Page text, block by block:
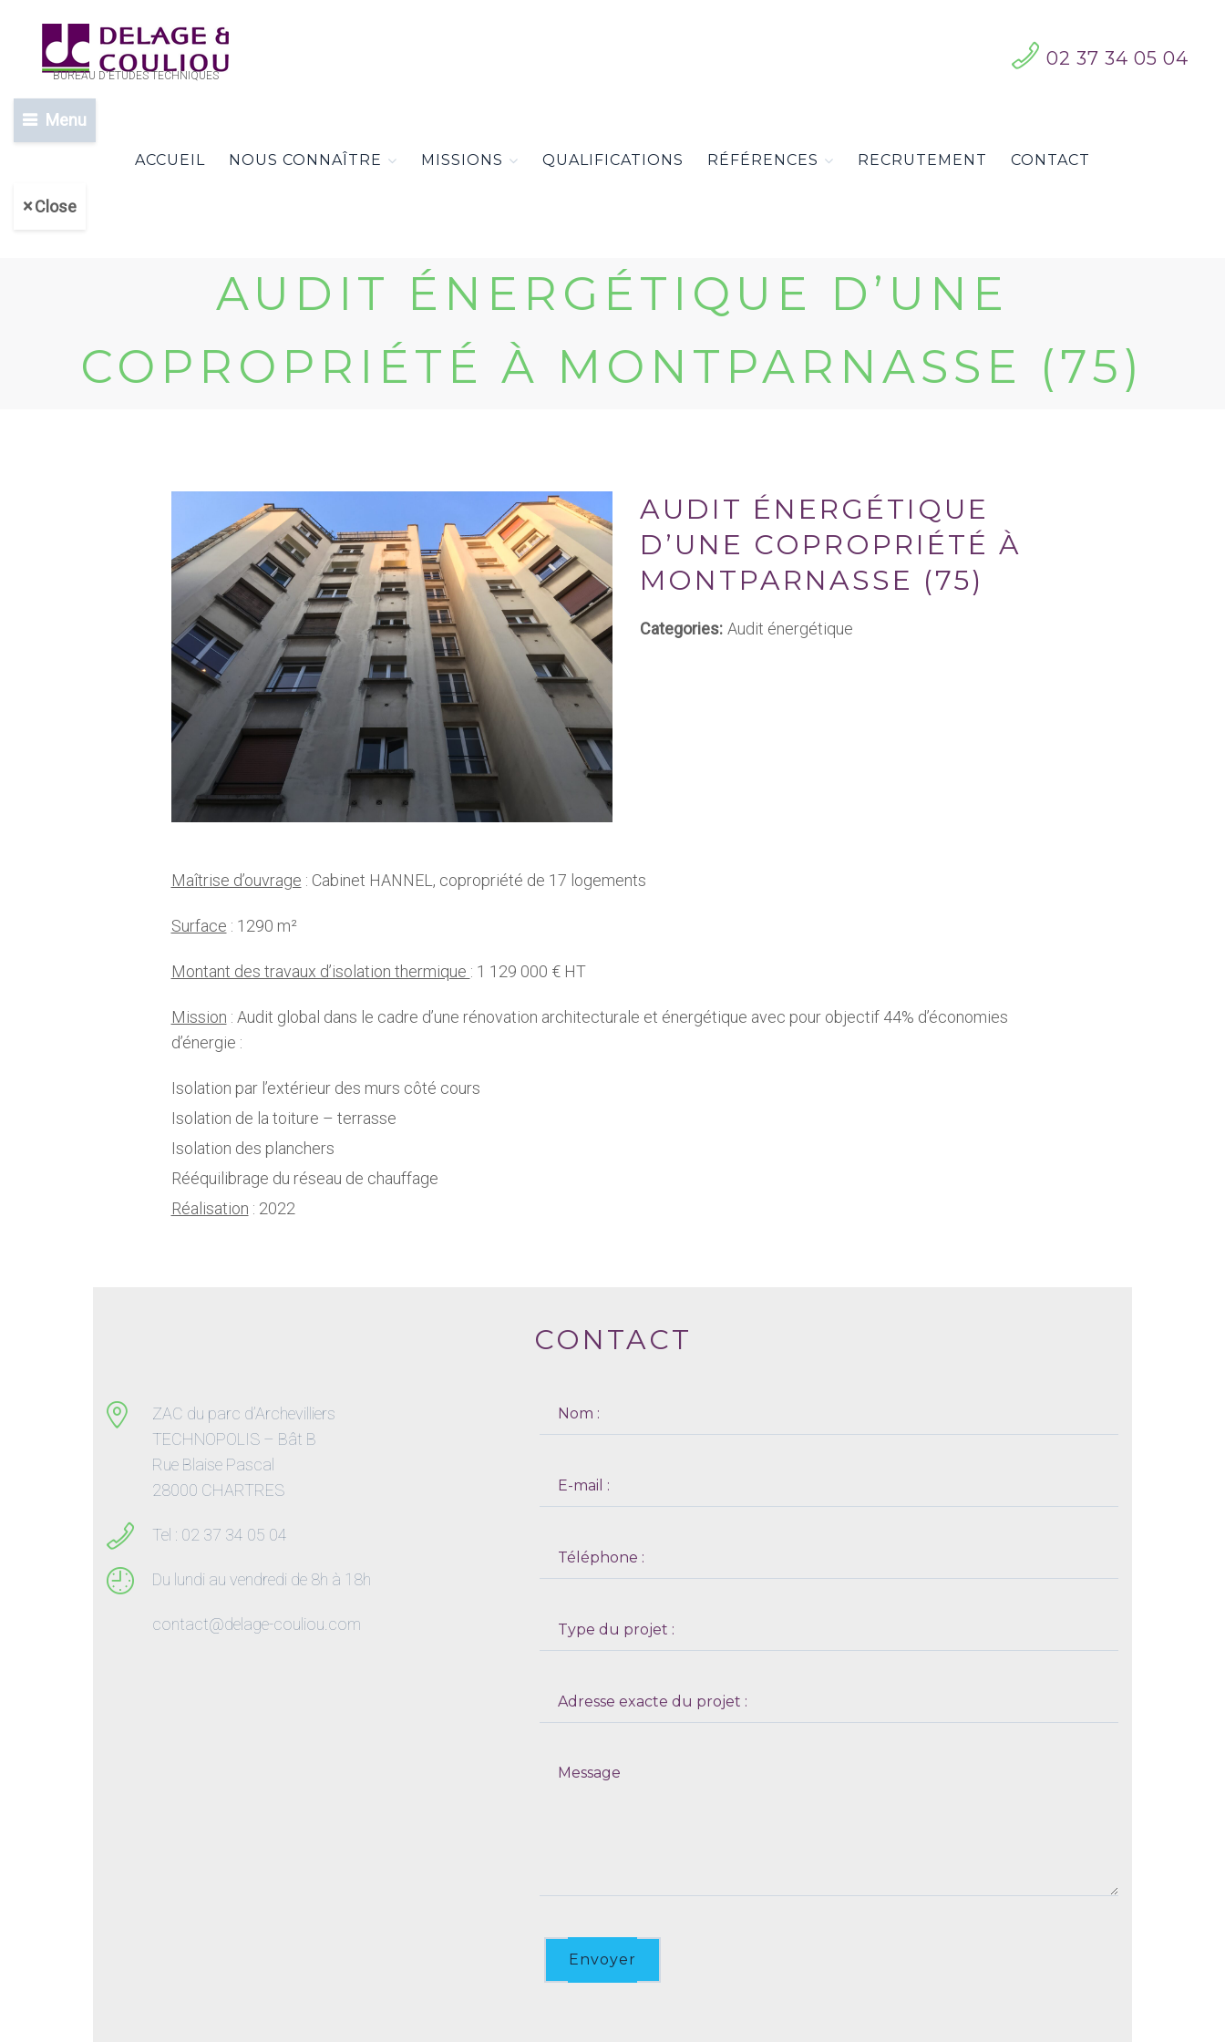
BUREAU D'ETUDES TECHNIQUES
Menu
ACCUEIL NOUS CONNAÎTRE MISSIONS QUALIFICATIONS RÉFÉRENCES RECRUTEMENT CONTACT
Close
02 37 34 05 04
AUDIT ÉNERGÉTIQUE D’UNE
COPROPRIÉTÉ À MONTPARNASSE (75)
AUDIT ÉNERGÉTIQUE
D’UNE COPROPRIÉTÉ À
MONTPARNASSE (75)
Categories: Audit énergétique
Maîtrise d’ouvrage : Cabinet HANNEL, copropriété de 17 logements
Surface : 1290 m²
Montant des travaux d’isolation thermique : 1 129 000 € HT
Mission : Audit global dans le cadre d’une rénovation architecturale et énergétique avec pour objectif 44% d’économies
d’énergie :
Isolation par l’extérieur des murs côté cours
Isolation de la toiture – terrasse
Isolation des planchers
Rééquilibrage du réseau de chauffage
Réalisation : 2022
CONTACT
ZAC du parc d’Archevilliers
TECHNOPOLIS – Bât B
Rue Blaise Pascal
28000 CHARTRES
Tel : 02 37 34 05 04
Du lundi au vendredi de 8h à 18h
contact@delage-couliou.com
Envoyer